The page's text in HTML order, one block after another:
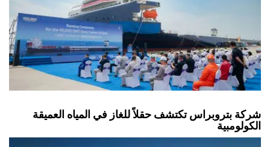
شركة بتروبراس تكتشف حقلاً للغاز في المياه العميقة
الكولومبية